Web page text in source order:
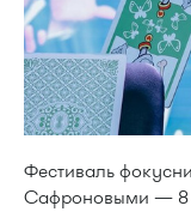
Фестиваль
Сафроновыми — 8